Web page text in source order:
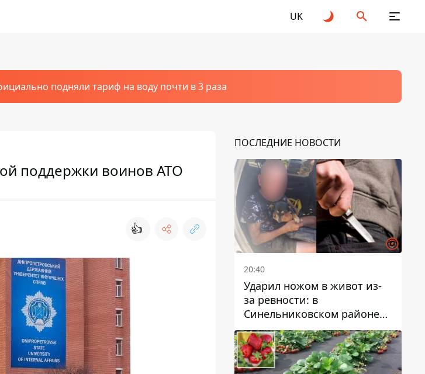
UK
подняли тариф на воду почти в 3 раза
поддержки воинов АТО
👍
ПОСЛЕДНИЕ НОВОСТИ
20:40
Ударил ножом в живот из-
за ревности: в
Синельниковском районе
задержали 49-летнего
мужчину за убийство